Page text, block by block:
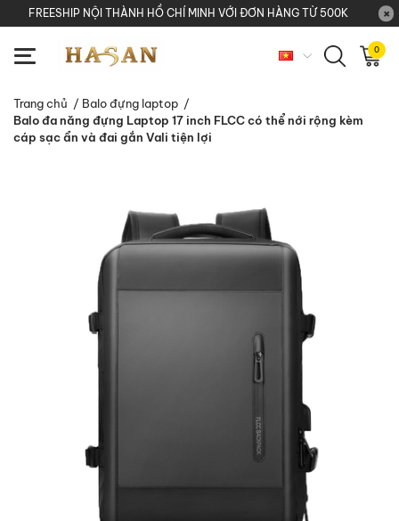
FREESHIP NỘI THÀNH HỒ CHÍ MINH VỚI ĐƠN HÀNG TỪ 500K
0
Trang chủ / Balo đựng laptop /
Balo đa năng đựng Laptop 17 inch FLCC có thể nới rộng kèm
cáp sạc ẩn và đai gắn Vali tiện lợi